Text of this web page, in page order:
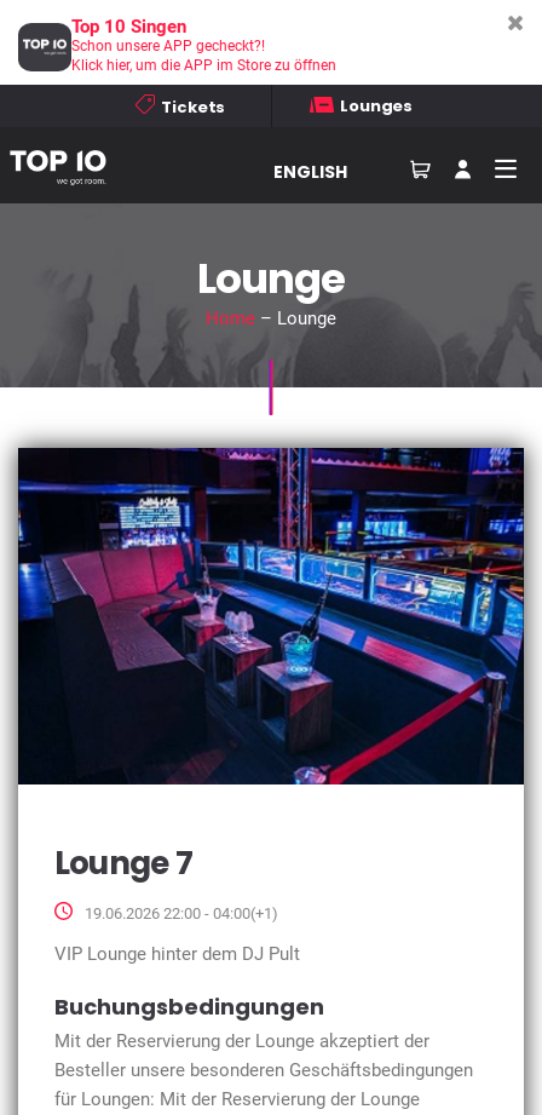
Tickets Lounges
ENGLISH
Lounge
Home– Lounge
Lounge 7
19.06.2026 22:00 - 04:00(+1)
VIP Lounge hinter dem DJ Pult
Buchungsbedingungen
Mit der Reservierung der Lounge akzeptiert der
Besteller unsere besonderen Geschäftsbedingungen
für Loungen: Mit der Reservierung der Lounge
Top 10 Singen
Schon unsere APP gecheckt?!
Klick hier, um die APP im Store zu öffnen